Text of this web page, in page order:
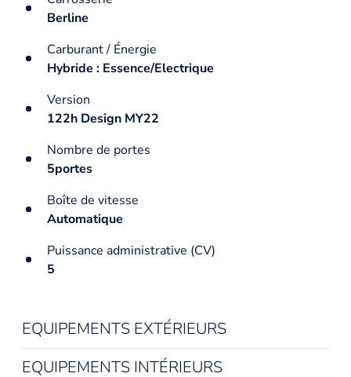
Berline
Carburant / Énergie
Hybride : Essence/Electrique
Version
122h Design MY22
Nombre de portes
5portes
Boîte de vitesse
Automatique
Puissance administrative (CV)
5
EQUIPEMENTS EXTÉRIEURS
EQUIPEMENTS INTÉRIEURS